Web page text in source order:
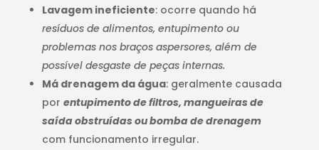
Lavagem ineficiente: ocorre quando há
resíduos de alimentos, entupimento ou
problemas nos braços aspersores, além de
possível desgaste de peças internas.
Má drenagem da água: geralmente causada
por entupimento de filtros, mangueiras de
saída obstruídas ou bomba de drenagem
com funcionamento irregular.